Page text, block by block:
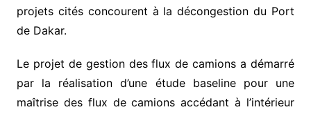
projets cités concourent à la décongestion du Port
de Dakar.
Le projet de gestion des flux de camions a démarré
par la réalisation d’une étude baseline pour une
maîtrise des flux de camions accédant à l’intérieur